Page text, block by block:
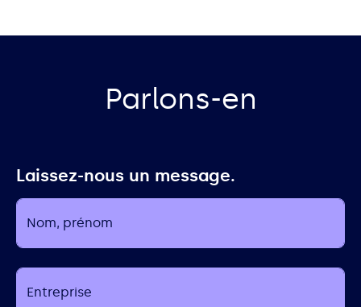
Parlons-en
Laissez-nous un message.